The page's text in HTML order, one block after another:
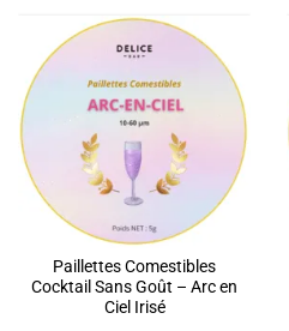
Paillettes Comestibles
Cocktail Sans Goût – Arc en
Ciel Irisé